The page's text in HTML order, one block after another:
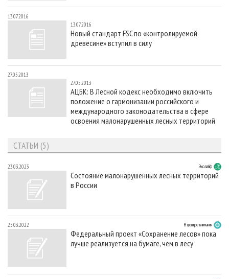
13.07.2016
13.07.2016
Новый стандарт FSC по «контролируемой
древесине» вступил в силу
27.05.2013
27.05.2013
АЦБК: В Лесной кодекс необходимо включить
положение о гармонизации российского и
международного законодательства в сфере
освоения малонарушенных лесных территорий
СТАТЬИ (5)
23.03.2023 Эколайф
Состояние малонарушенных лесных территорий
в России
25.03.2022 В центре внимания
Федеральный проект «Сохранение лесов» пока
лучше реализуется на бумаге, чем в лесу